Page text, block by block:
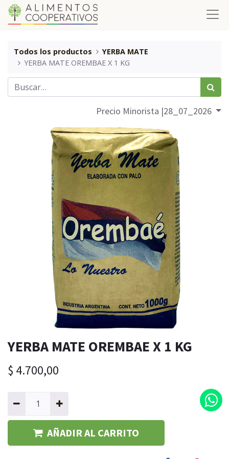
Todos los productos
YERBA MATE
YERBA MATE OREMBAE X 1 KG
Precio Minorista |28_07_2026
YERBA MATE OREMBAE X 1 KG
$ 4.700,00
AÑADIR AL CARRITO